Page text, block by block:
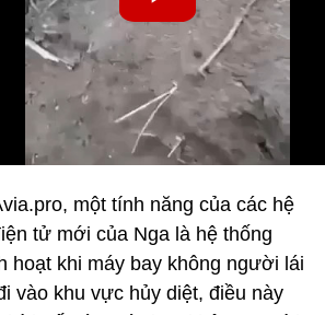
một tính năng của các hệ
tử mới của Nga là hệ thống
hoạt khi máy bay không người lái
vào khu vực hủy diệt, điều này